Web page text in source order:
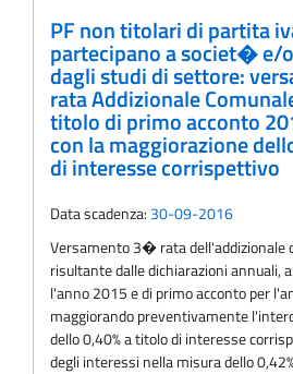
PF non titolari di partita
partecipano a societ� e/
dagli studi di settore:
rata Addizionale
titolo di primo acconto
con la maggiorazione
di interesse corrispettivo
Data scadenza: 30-09-2016
Versamento 3� rata dell'addizionale
risultante dalle dichiarazioni annuali,
l'anno 2015 e di primo acconto per
maggiorando preventivamente
dello 0,40% a titolo di interesse
degli interessi nella misura dello